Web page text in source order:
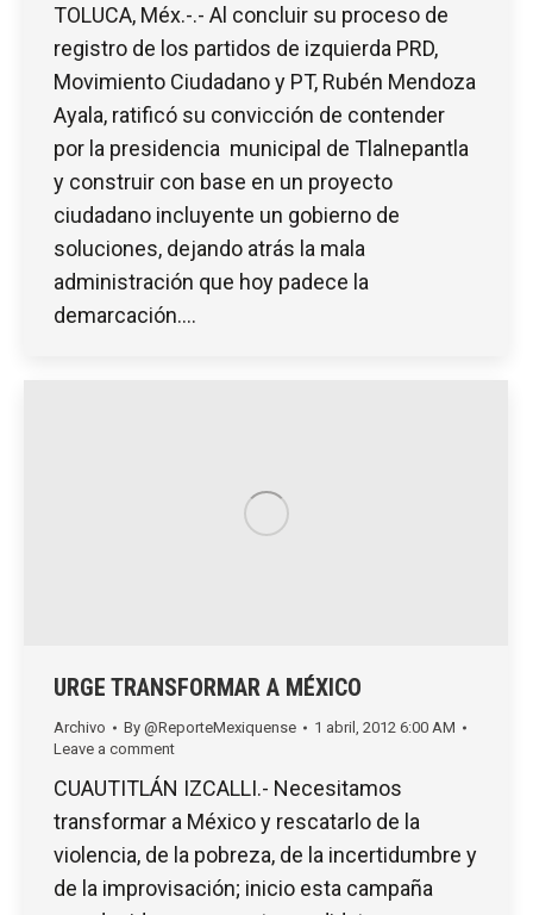
TOLUCA, Méx.-.- Al concluir su proceso de
registro de los partidos de izquierda PRD,
Movimiento Ciudadano y PT, Rubén Mendoza
Ayala, ratificó su convicción de contender
por la presidencia municipal de Tlalnepantla
y construir con base en un proyecto
ciudadano incluyente un gobierno de
soluciones, dejando atrás la mala
administración que hoy padece la
demarcación.…
URGE TRANSFORMAR A MÉXICO
Archivo By @ReporteMexiquense
1 abril, 2012 6:00 AM
Leave a comment
CUAUTITLÁN IZCALLI.- Necesitamos
transformar a México y rescatarlo de la
violencia, de la pobreza, de la incertidumbre y
de la improvisación; inicio esta campaña